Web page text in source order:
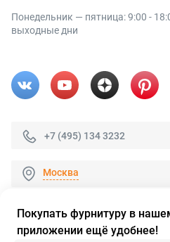
Понедельник — пятница: 9:00 -
выходные дни
+7 (495) 134 3232
Москва
© 2026 «FieraShop.ru»
Покупать фурнитуру в
приложении ещё удобнее!